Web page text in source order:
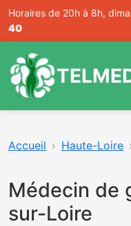
Horaires de 20h à 8h,
40
Accueil Haute-Loire
Médecin de
sur-Loire